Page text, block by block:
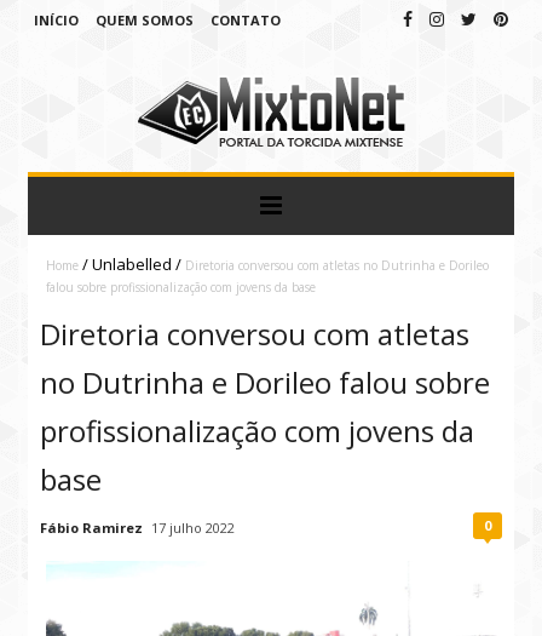
INÍCIO QUEM SOMOS CONTATO
Home /Unlabelled/ Diretoria conversou com atletas no Dutrinha e Dorileo
falou sobre profissionalização com jovens da base
Diretoria conversou com atletas
no Dutrinha e Dorileo falou sobre
profissionalização com jovens da
base
Fábio Ramirez 17 julho 2022 0